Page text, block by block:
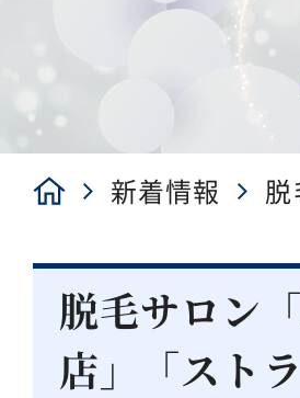
新着情報
NEW
脱毛サロン
店」「スト